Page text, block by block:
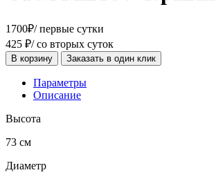
1700₽/ первые сутки
425 ₽/ со вторых суток
В корзину Заказать в один клик
Параметры
Описание
Высота
73 см
Диаметр